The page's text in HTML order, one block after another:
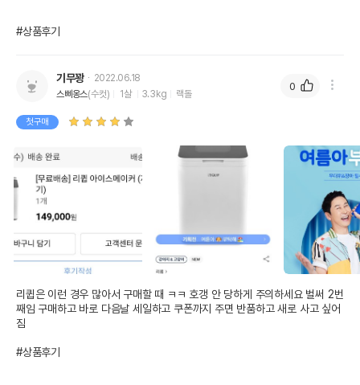
#상품후기
기무꽝
2022.06.18
스삐옹스(수컷) 1살 3.3kg 랙돌
첫구매
리큅은 이런 경우 많아서 구매할 때 ㅋㅋ 호갱 안 당하게 주의하세요 벌써 2번
째임 구매하고 바로 다음날 세일하고 쿠폰까지 주면 반품하고 새로 사고 싶어
짐
#상품후기
0